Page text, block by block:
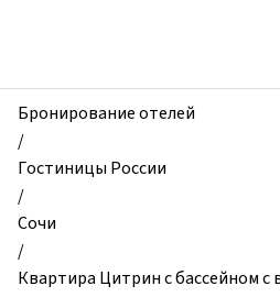
и
квартиры,
Квартира
Цитрин
бассейном
видом
Бронирование отелей
/
Гостиницы России
/
Сочи
/
Квартира Цитрин с бассейном с